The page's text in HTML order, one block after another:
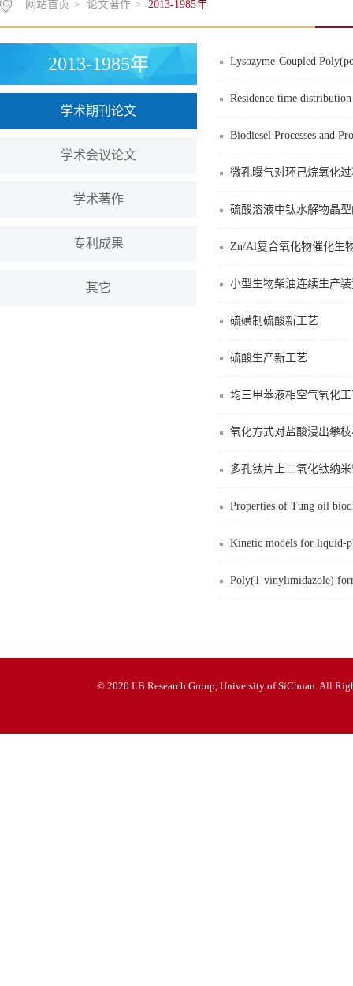
网站首页 > 论文著作 > 2013-1985年
2013-1985年
学术期刊论文
学术会议论文
学术著作
专利成果
其它
Lysozyme-Coupled
Residence time
Biodiesel Processes and
微孔曝气对环己烷氧化
硫酸溶液中钛水解物晶
Zn/Al复合氧化物催化生
小型生物柴油连续生产
硫磺制硫酸新工艺
硫酸生产新工艺
均三甲苯液相空气氧化
氧化方式对盐酸浸出攀
多孔钛片上二氧化钛纳
Properties of Tung oil
Kinetic models for liquid-
Poly(1-vinylimidazole)
© 2020 LB Research Group, University of SiChuan. All